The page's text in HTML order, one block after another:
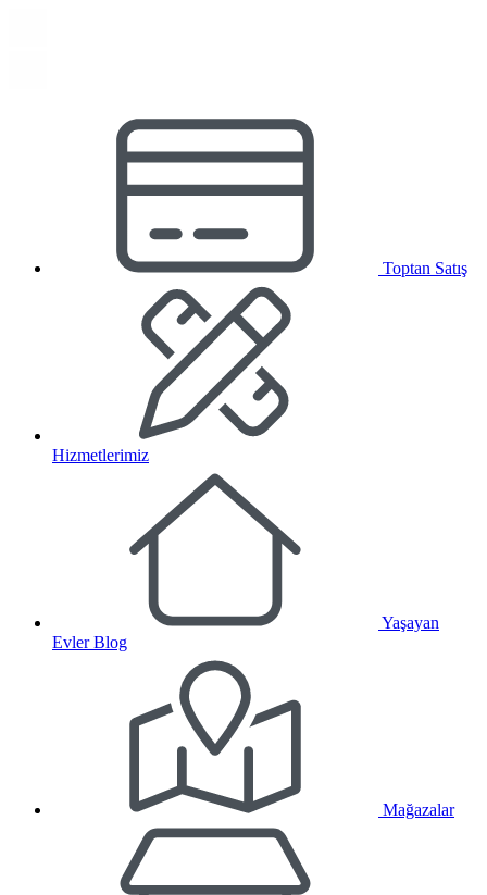
Toptan Satış
Hizmetlerimiz
Yaşayan
Evler Blog
Mağazalar